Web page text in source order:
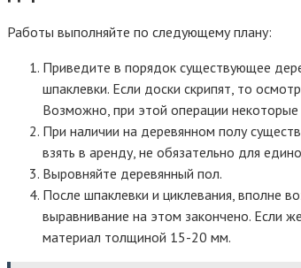
Работы выполняйте по следующему плану:
Приведите в порядок существующее
шпаклевки. Если доски скрипят, то
Возможно, при этой операции
При наличии на деревянном полу
взять в аренду, не обязательно для
Выровняйте деревянный пол.
После шпаклевки и циклевания, вполне
выравнивание на этом закончено. Если
материал толщиной 15-20 мм.